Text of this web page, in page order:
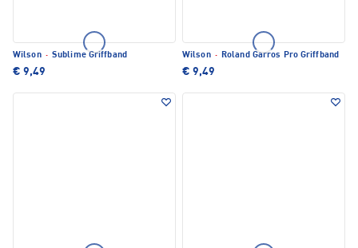
Wilson · Sublime Griffband
€ 9,49
Wilson · Roland Garros Pro Griffband
€ 9,49